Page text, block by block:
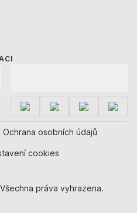
Ochrana osobních údajů
cookies
práva vyhrazena.